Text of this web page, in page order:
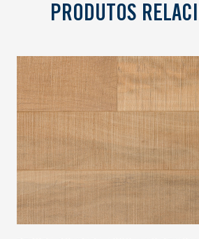
PRODUTOS